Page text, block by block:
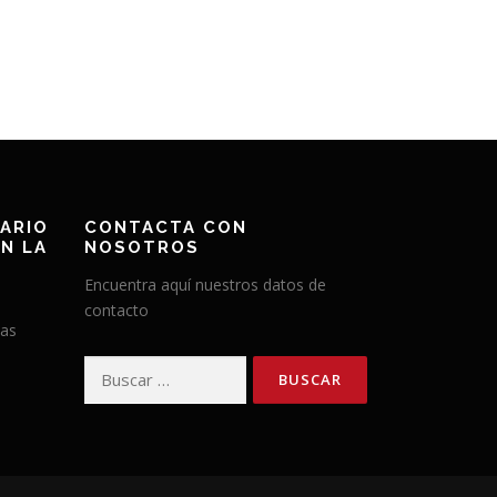
LA
CONTACTA CON
NOSOTROS
Encuentra aquí nuestros datos de
contacto